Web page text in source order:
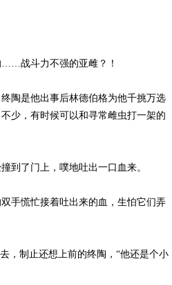
战斗力不强的亚雌？！
是他出事后林德伯格为他千挑万选
少，有时候可以和寻常雌虫打一架的
了门上，噗地吐出一口血来。
慌忙接着吐出来的血，生怕它们弄
制止还想上前的终陶，“他还是个小